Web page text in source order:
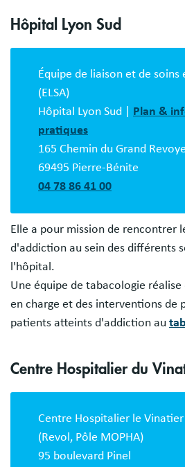
Hôpital Lyon Sud
Équipe de liaison et de soins
(ELSA)
Hôpital Lyon Sud | Plan &
pratiques
165 Chemin du Grand
69495 Pierre-Bénite
04 78 86 41 00
Elle a pour mission de rencontrer
d'addiction au sein des différents
l'hôpital.
Une équipe de tabacologie réalise
en charge et des interventions de
patients atteints d'addiction au
Centre Hospitalier du
Centre Hospitalier le
(Revol, Pôle MOPHA)
95 boulevard Pinel